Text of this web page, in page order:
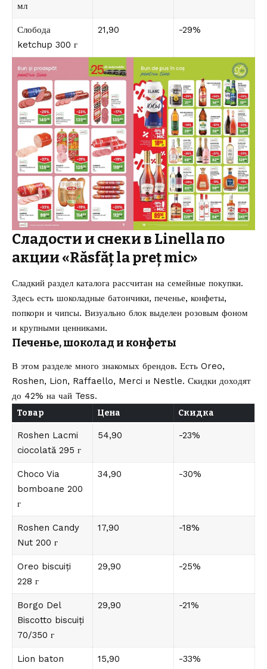
мл
Слобода
ketchup 300 г
21,90 -29%
Сладости и снеки в Linella по
акции «Răsfăț la preț mic»
Сладкий раздел каталога рассчитан на семейные покупки.
Здесь есть шоколадные батончики, печенье, конфеты,
попкорн и чипсы. Визуально блок выделен розовым фоном
и крупными ценниками.
Печенье, шоколад и конфеты
В этом разделе много знакомых брендов. Есть Oreo,
Roshen, Lion, Raffaello, Merci и Nestle. Скидки доходят
до 42% на чай Tess.
Товар Цена Скидка
Roshen Lacmi
ciocolată 295 г
54,90 -23%
Choco Via
bomboane 200
г
34,90 -30%
Roshen Candy
Nut 200 г
17,90 -18%
Oreo biscuiți
228 г
29,90 -25%
Borgo Del
Biscotto biscuiți
70/350 г
29,90 -21%
Lion baton
15,90 -33%